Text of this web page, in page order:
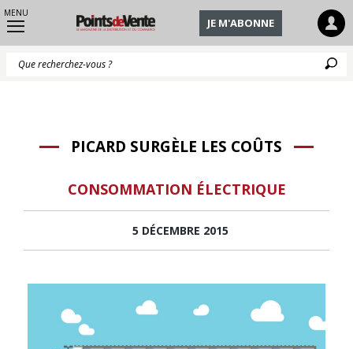
MENU
JE M'ABONNE
PICARD SURGÈLE LES COÛTS
CONSOMMATION ÉLECTRIQUE
5 DÉCEMBRE 2015